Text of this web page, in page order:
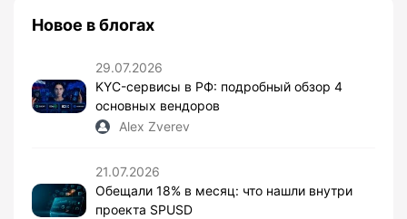
Новое в блогах
29.07.2026
KYC-сервисы в РФ: подробный обзор 4
основных вендоров
Alex Zverev
21.07.2026
Обещали 18% в месяц: что нашли внутри
проекта SPUSD